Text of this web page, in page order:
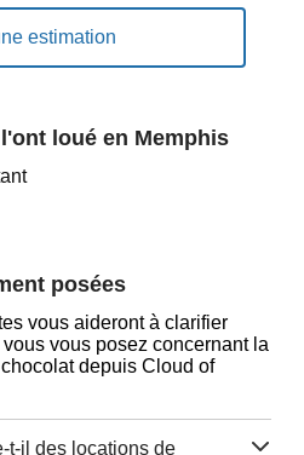
loué en Memphis
posées
vous aideront à clarifier
vous posez concernant la
depuis Cloud of
t-il des locations de